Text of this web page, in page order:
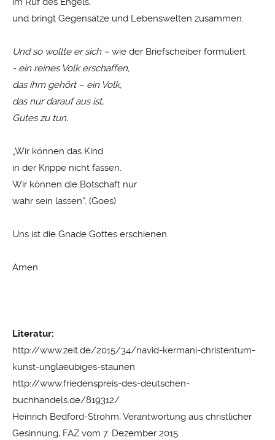
und bringt Gegensätze und Lebenswelten zusammen.
Und so wollte er sich – wie der Briefscheiber formuliert
- ein reinesVolk erschaffen,
das ihm gehört – ein Volk,
das nur darauf aus ist,
Gutes zu tun.
„Wir können das Kind
in der Krippe nicht fassen.
Wir können die Botschaft nur
wahr sein lassen“. (Goes)
Uns ist die Gnade Gottes erschienen.
Amen
Literatur:
http://www.zeit.de/2015/34/navid-kermani-christentum-
kunst-unglaeubiges-staunen
http://www.friedenspreis-des-deutschen-
buchhandels.de/819312/
Heinrich Bedford-Strohm, Verantwortung aus christlicher
Gesinnung, FAZ vom 7. Dezember 2015.